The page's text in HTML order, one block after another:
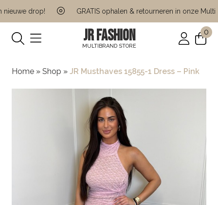
drop! GRATIS ophalen & retourneren in onze Multi
JR FASHION
MULTIBRAND STORE
0
Home » Shop » JR Musthaves 15855-1 Dress – Pink